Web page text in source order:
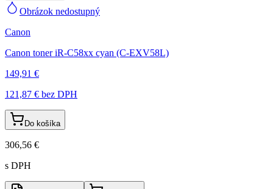
Obrázok nedostupný
Canon
Canon toner iR-C58xx cyan (C-EXV58L)
149,91 €
121,87 € bez DPH
Do košíka
306,56 €
s DPH